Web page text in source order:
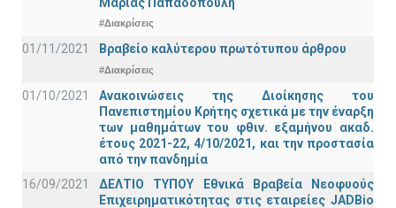
#Διακρίσεις
01/11/2021 Bραβείο καλύτερου πρωτότυπου άρθρου
#Διακρίσεις
01/10/2021
Ανακοινώσεις της Διοίκησης του
Πανεπιστημίου Κρήτης σχετικά με την έναρξη
των μαθημάτων του φθιν. εξαμήνου ακαδ.
έτους 2021-22, 4/10/2021, και την προστασία
από την πανδημία
16/09/2021
ΔΕΛΤΙΟ ΤΥΠΟΥ Εθνικά Βραβεία Νεοφυούς
Επιχειρηματικότητας στις εταιρείες JADBio